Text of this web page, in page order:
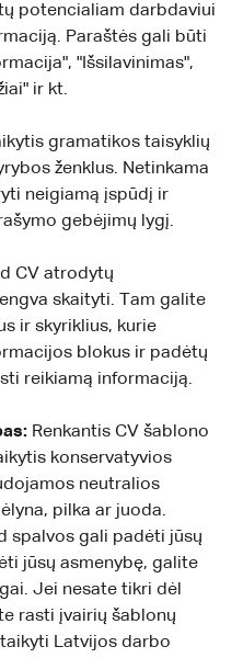
potencialiam darbdaviui
Paraštės gali būti
"Išsilavinimas",
ir kt.
gramatikos taisyklių
ženklus. Netinkama
neigiamą įspūdį ir
gebėjimų lygį.
CV atrodytų
skaityti. Tam galite
ir skyriklius, kurie
blokus ir padėtų
reikiamą informaciją.
Renkantis CV šablono
konservatyvios
neutralios
pilka ar juoda.
spalvos gali padėti jūsų
jūsų asmenybę, galite
Jei nesate tikri dėl
rasti įvairių šablonų
Latvijos darbo